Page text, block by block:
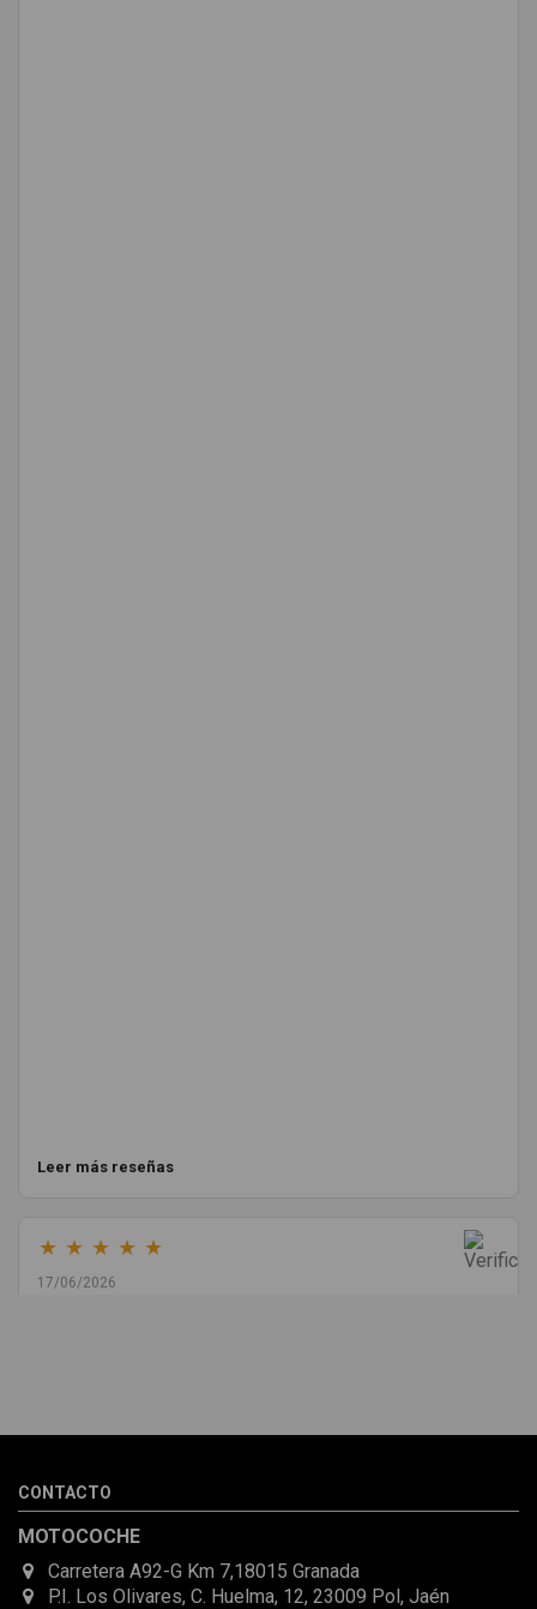
Leer más reseñas
★ ★ ★ ★ ★
17/06/2026
la pieza llegó correcta y bien embalada, además de llegarme 2
CONTACTO
MOTOCOCHE
Carretera A92-G Km 7,18015 Granada
P.I. Los Olivares, C. Huelma, 12, 23009 Pol, Jaén